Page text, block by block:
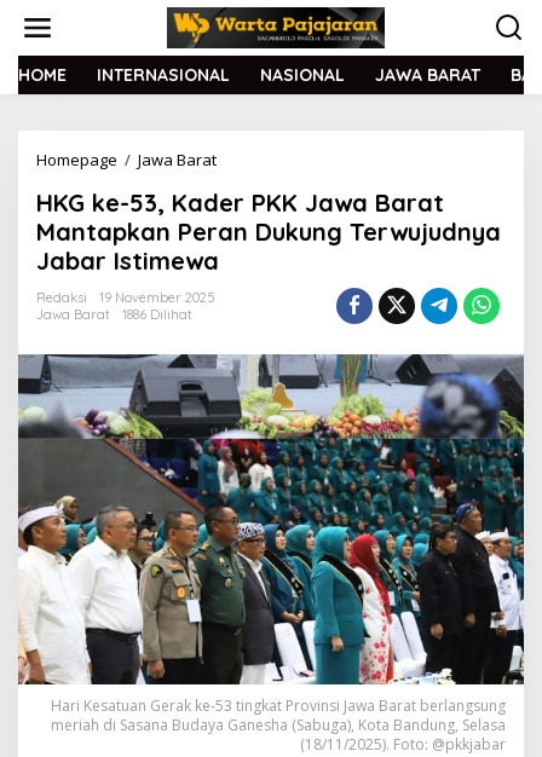
t
HOME INTERNASIONAL NASIONAL JAWA BARAT
Homepage / Jawa Barat
G
k
e
-
K
a
d
e
r
P
K
K
J
a
w
a
B
a
t
M
HKG ke-53, Kader PKK Jawa Barat
Mantapkan Peran Dukung Terwujudnya
Jabar Istimewa
Redaksi
19 November 2025
Jawa Barat
1886 Dilihat
Hari Kesatuan Gerak ke-53 tingkat Provinsi Jawa Barat berlangsung
meriah di Sasana Budaya Ganesha (Sabuga), Kota Bandung, Selasa
(18/11/2025). Foto: @pkkjabar